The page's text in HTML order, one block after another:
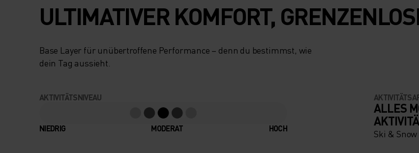
ULTIMATIVER KOMFORT,
Base Layer für unübertroffene Performance – denn du bestimmst, wie
dein Tag aussieht.
AKTIVITÄTSNIVEAU
NIEDRIG MODERAT HOCH
ALLES
Ski & Snow